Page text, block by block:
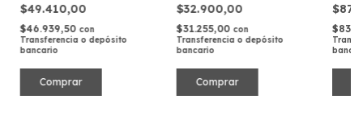
$49.410,00
$46.939,50 con
Transferencia o depósito
bancario
(WiFi 2.4GHz)
$32.900,00
$31.255,00 con
Transferencia o depósito
bancario